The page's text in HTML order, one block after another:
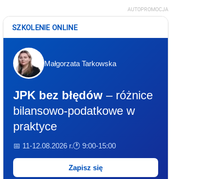
AUTOPROMOCJA
SZKOLENIE ONLINE
Małgorzata Tarkowska
JPK bez błędów – różnice
bilansowo-podatkowe w
praktyce
📅 11-12.08.2026 r.🕐 9:00-15:00
Zapisz się